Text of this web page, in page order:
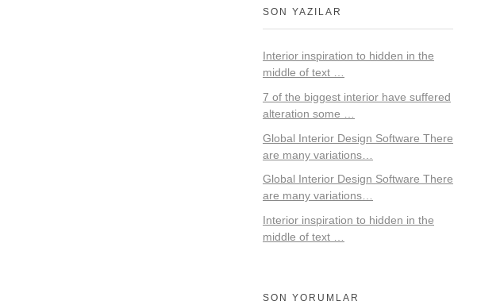
SON YAZILAR
Interior inspiration to hidden in the
middle of text …
7 of the biggest interior have suffered
alteration some …
Global Interior Design Software There
are many variations…
Global Interior Design Software There
are many variations…
Interior inspiration to hidden in the
middle of text …
SON YORUMLAR